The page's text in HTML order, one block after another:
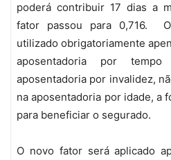
poderá contribuir 17 dias a
fator passou para 0,716.
utilizado obrigatoriamente
aposentadoria por
aposentadoria por invalidez,
na aposentadoria por idade, a
para beneficiar o segurado.
O novo fator será aplicado